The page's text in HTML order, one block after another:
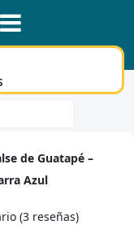
de Guatapé –
Azul
(3 reseñas)